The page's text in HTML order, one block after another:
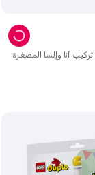
آنا وإلسا المصغرة